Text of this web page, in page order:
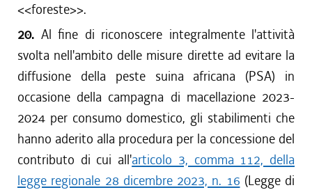
<<foreste>>.
20. Al fine di riconoscere integralmente l'attività
svolta nell'ambito delle misure dirette ad evitare la
diffusione della peste suina africana (PSA) in
occasione della campagna di macellazione 2023-
2024 per consumo domestico, gli stabilimenti che
hanno aderito alla procedura per la concessione del
contributo di cui all'articolo 3, comma 112, della
legge regionale 28 dicembre 2023, n. 16 (Legge di